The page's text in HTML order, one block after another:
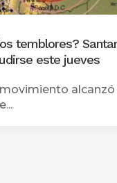
temblores?
este jueves
alcanzó